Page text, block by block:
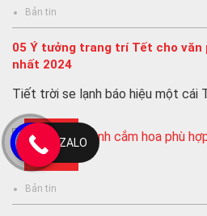
Bản tin
05 Ý tưởng trang trí Tết cho văn
nhất 2024
Tiết trời se lạnh báo hiệu một cái
17
01, 2024
Bản tin
ZALO